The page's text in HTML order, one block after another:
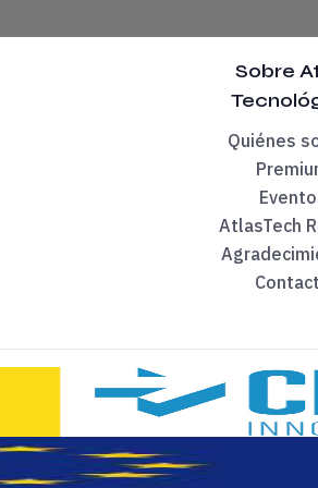
4: expertos en el problema
te toca buscarte la vida.
de operaciones, marketing,
y tu cliente interno tiene que
Desde el lanzamiento de
Sobre
Quiénes
AtlasTech